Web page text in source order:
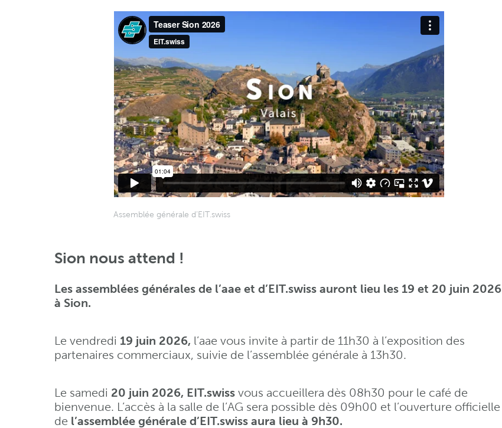
Assemblée générale d’EIT.swiss
Sion nous attend !
Les assemblées générales de l’aae et d’EIT.swiss auront lieu les 19 et 20 juin 2026
à Sion.
Le vendredi 19 juin 2026, l’aae vous invite à partir de 11h30 à l’exposition des
partenaires commerciaux, suivie de l’assemblée générale à 13h30.
Le samedi 20 juin 2026, EIT.swiss vous accueillera dès 08h30 pour le café de
bienvenue. L’accès à la salle de l’AG sera possible dès 09h00 et l’ouverture officielle
de l’assemblée générale d’EIT.swiss aura lieu à 9h30.